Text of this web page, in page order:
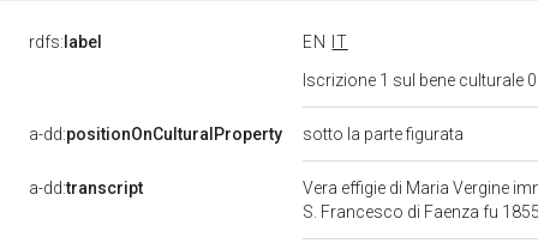
rdfs: label EN
IT
Iscrizione 1 sul bene culturale
a-dd:positionOnCulturalProperty sotto la parte figurata
a-dd:transcript
Vera effigie di Maria Vergine
S. Francesco di Faenza fu